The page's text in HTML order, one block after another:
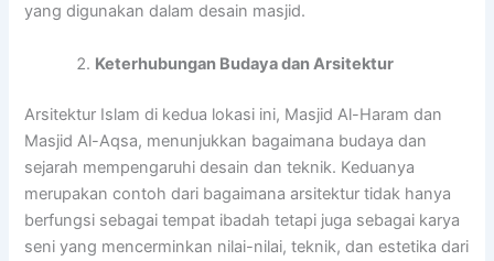
yang digunakan dalam desain masjid.
Keterhubungan Budaya dan Arsitektur
Arsitektur Islam di kedua lokasi ini, Masjid Al-Haram dan
Masjid Al-Aqsa, menunjukkan bagaimana budaya dan
sejarah mempengaruhi desain dan teknik. Keduanya
merupakan contoh dari bagaimana arsitektur tidak hanya
berfungsi sebagai tempat ibadah tetapi juga sebagai karya
seni yang mencerminkan nilai-nilai, teknik, dan estetika dari